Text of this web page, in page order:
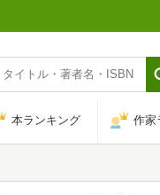
本ランキング 作家